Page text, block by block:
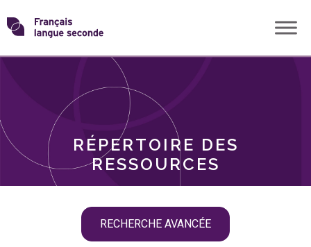
Skip
toTransformons
langue
RÉPERTOIRE DES
RESSOURCES
RECHERCHE AVANCÉE
THÈMES